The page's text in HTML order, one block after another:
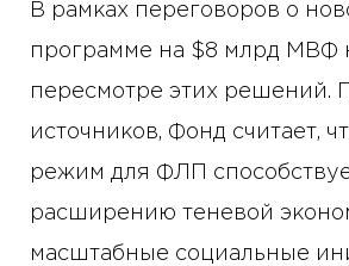
В рамках переговоров о
программе на $8 млрд МВФ
пересмотре этих решений.
источников, Фонд считает,
режим для ФЛП
расширению теневой
масштабные социальные